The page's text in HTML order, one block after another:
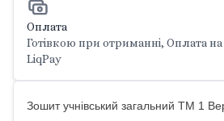
Оплата
Готівкою при отриманні, Оплата
LiqPay
Зошит учнівський загальний ТМ 1